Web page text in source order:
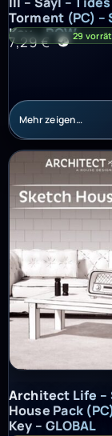
Torment (PC) –
Key – ROW
7,29€ 29
Mehr zeigen…
Architect Life –
Architect Life –
House Pack
Key – GLOBAL